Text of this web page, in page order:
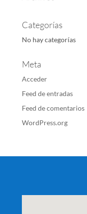
Categorías
No hay categorías
Meta
Acceder
Feed de entradas
Feed de comentarios
WordPress.org